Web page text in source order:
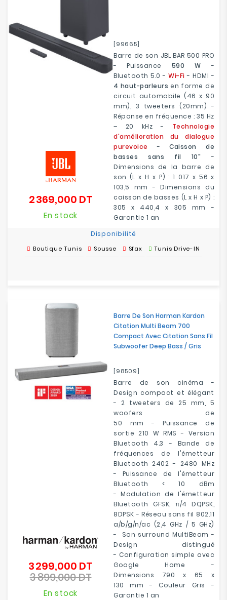
[99665]
Barre de son JBL BAR 500 PRO
- Puissance 590 W -
Bluetooth 5.0 - Wi-Fi - HDMI -
4 haut-parleurs en forme de
circuit automobile (46 x 90
mm), 3 tweeters (20mm) -
Réponse en fréquence : 35 Hz
– 20 kHz - Technologie
d'amélioration du dialogue
purevoice -Caisson de
basses sans fil 10" -
Dimensions de la barre de
son (L x H x P) : 1 017 x 56 x
103,5 mm - Dimensions du
caisson de basses (L x H x P) :
305 x 440,4 x 305 mm -
Garantie 1 an
2 369,000 DTPrix
En stock
Disponibilité
Boutique Tunis Sousse Sfax Tunis Drive-IN
Barre De Son Harman Kardon
Citation Multi Beam 700
Compact Avec Citation Sans Fil
Subwoofer Deep Bass / Gris
[98509]
Barre de son cinéma -
Design compact et élégant
- 2 tweeters de 25 mm, 5
woofers de
50 mm - Puissance de
sortie 210 W RMS - Version
Bluetooth 4.3 - Bande de
fréquences de l'émetteur
Bluetooth 2402 - 2480 MHz
- Puissance de l'émetteur
Bluetooth < 10 dBm
- Modulation de l'émetteur
Bluetooth GFSK, π/4 DQPSK,
8DPSK - Réseau sans fil 802.11
a/b/g/n/ac (2,4 GHz / 5 GHz)
- Son surround MultiBeam -
Design distingué
- Configuration simple avec
Google Home -
Dimensions 790 x 65 x
130 mm - Couleur Gris -
Garantie 1 an
3 299,000 DT
3 899,000 DTPrix
En stock